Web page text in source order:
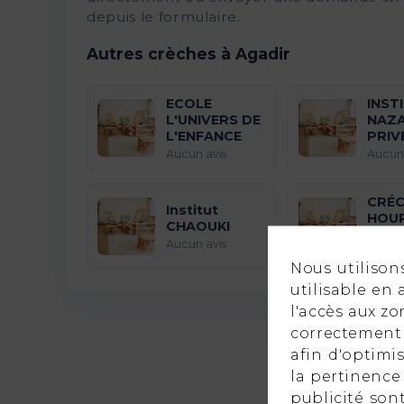
depuis le formulaire.
Autres crèches à Agadir
ECOLE
L'UNIVERS DE
L'ENFANCE
Aucun avis
Institut
CHAOUKI
Aucun avis
Nous
utilisable en
l'accès aux
correctement
afin
la pertinence
publicité